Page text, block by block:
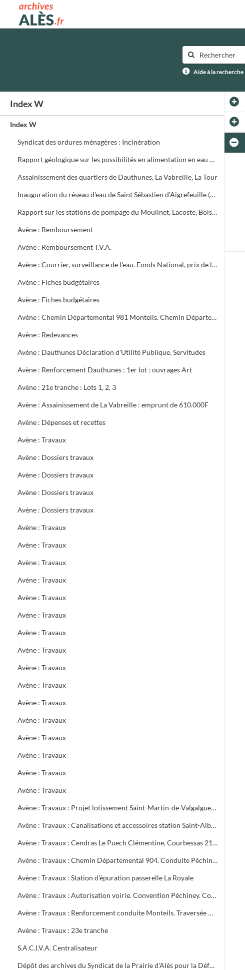
Archives municipales d'Alès
Aide à la recherche
Index W
Index W
Syndicat des ordures ménagères : Incinération
Rapport géologique sur les possibilités en alimentation en eau potable du Syndicat de l'Avène (R. Plegot)
Assainissement des quartiers de Dauthunes, La Vabreille, La Tour
Inauguration du réseau d'eau de Saint Sébastien d'Aigrefeuille (23 novembre 1968) et de Dauthunes (9 décembre 1978)
Rapport sur les stations de pompage du Moulinet, Lacoste, Boisset
Avène : Remboursement
Avène : Remboursement T.V.A.
Avène : Courrier, surveillance de l'eau. Fonds National, prix de l'eau
Avène : Fiches budgétaires
Avène : Fiches budgétaires
Avène : Chemin Départemental 981 Monteils. Chemin Départemental 16 entre Mazac et Salindres. Chemin Départemental 981 Méjannes les Alès
Avène : Redevances
Avène : Dauthunes Déclaration d'Utilité Publique. Servitudes
Avène : Renforcement Dauthunes : 1er lot : ouvrages Art
Avène : 21e tranche : Lots 1, 2, 3
Avène : Assainissement de La Vabreille : emprunt de 610.000F
Avène : Dépenses et recettes
Avène : Travaux
Avène : Dossiers travaux
Avène : Dossiers travaux
Avène : Dossiers travaux
Avène : Dossiers travaux
Avène : Travaux
Avène : Travaux
Avène : Travaux
Avène : Travaux
Avène : Travaux
Avène : Travaux
Avène : Travaux
Avène : Travaux
Avène : Travaux
Avène : Travaux
Avène : Travaux
Avène : Travaux
Avène : Travaux
Avène : Travaux
Avène : Travaux
Avène : Travaux
Avène : Travaux : Projet lotissement Saint-Martin-de-Valgalgues, alimentation Méjannes-les-Alès, élargissement pont de Barjac. Déplacement canalisation Dauthunes décomptes définitifs. Périmètre protection captage Boisset-et-Gaujac
Avène : Travaux : Canalisations et accessoires station Saint-Alban, Dauthunes, Ermitage
Avène : Travaux : Cendras Le Puech Clémentine, Courbessas 21e tranche
Avène : Travaux : Chemin Départemental 904. Conduite Péchiney. Canalisation Alès,la Grand-Combe.Traversée Galeizon Cendras
Avène : Travaux : Station d'épuration passerelle La Royale
Avène : Travaux : Autorisation voirie. Convention Péchiney. Contentieux C.G.E.E. Alsthom
Avène : Travaux : Renforcement conduite Monteils. Traversée Gardon Cendras Saint-Privat-des-Vieux : 22e tranche
Avène : Travaux : 23e tranche
S.A.C.I.V.A. Centralisateur
Dépôt des archives du Syndicat de la Prairie d'Alès pour la Défense des rives du Gardon dissous, dans le local des archives de la mairie